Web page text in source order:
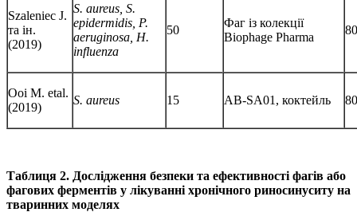
Szaleniec J.
та ін.
(2019)
S. aureus, S.
epidermidis, P.
aeruginosa, H.
influenza
50
Фаг із колекції
Biophage Pharma
Ooi M. etal.
(2019)
S. aureus 15 AB-SA01, коктейль
Таблиця 2. Дослідження безпеки та ефективності фагів або
фагових ферментів у лікуванні хронічного риносинуситу на
тваринних моделях